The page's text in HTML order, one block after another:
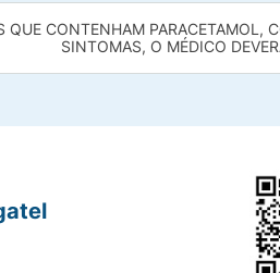
CONTENHAM PARACETAMOL,
SINTOMAS, O MÉDICO